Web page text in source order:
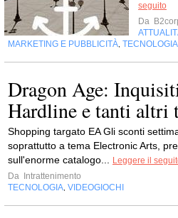
seguito
Da
MARKETING E PUBBLICITÀ, TECNOLOGIA
Dragon Age:
Hardline e tanti
Shopping targato EA Gli sconti
soprattutto a tema Electronic Arts,
sull'enorme catalogo... Leggere il
Da
Intrattenimento
TECNOLOGIA, VIDEOGIOCHI